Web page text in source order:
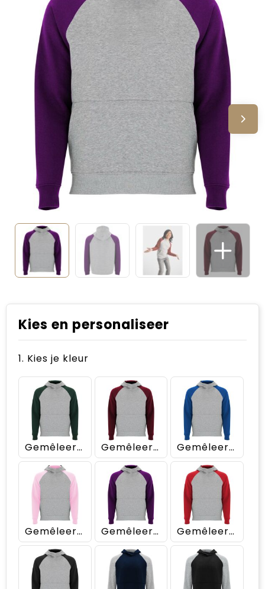
Sinterklaas
Verjaardagen
Voetbal, EK en WK
Voor de bouw
Zomergeschenken
Zomerpakketten
Kies en personaliseer
1. Kies je kleur
Gemêleerd grijs/Flessengroen Gemêleerd grijs/Granaat Gemêleerd grijs/Koningsblauw
Gemêleerd grijs/Lichtroze Gemêleerd grijs/Paars Gemêleerd grijs/Rood